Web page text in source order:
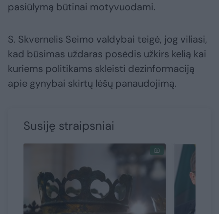
pasiūlymą būtinai motyvuodami.
S. Skvernelis Seimo valdybai teigė, jog viliasi,
kad būsimas uždaras posėdis užkirs kelią kai
kuriems politikams skleisti dezinformaciją
apie gynybai skirtų lėšų panaudojimą.
Susiję straipsniai